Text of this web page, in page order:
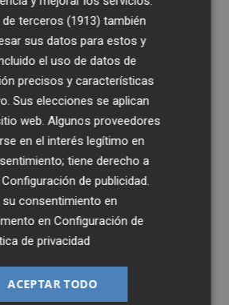
terceros (1913) también
sus datos para estos y
el uso de datos de
precisos y características
Sus elecciones se aplican
web. Algunos proveedores
en el interés legítimo en
tiene derecho a
Configuración de publicidad
su consentimiento en
enConfiguración de
de privacidad
ACEPTAR TODO